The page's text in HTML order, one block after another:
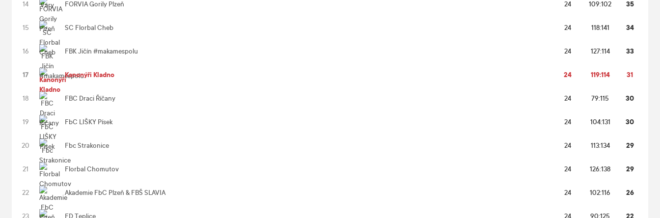
14 FORVIA Gorily Plzeň 24 109:102 35
15 SC Florbal Cheb 24 118:141 34
16 FBK Jičín #makamespolu 24 127:114 33
17 Kanonýři Kladno 24 119:114 31
18 FBC Draci Říčany 24 79:115 30
19 FbC LIŠKY Písek 24 104:131 30
20 Fbc Strakonice 24 113:134 29
21 Florbal Chomutov 24 126:138 29
22 Akademie FbC Plzeň & FBŠ SLAVIA 24 102:116 26